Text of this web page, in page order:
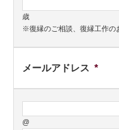
歳
※復縁のご相談、復縁工作の
メールアドレス *
@